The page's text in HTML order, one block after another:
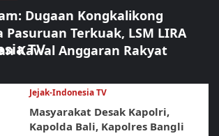
TV
Dugaan Kongkalikong
Pasuruan Terkuak, LSM LIRA
Kawal Anggaran Rakyat
Jejak-Indonesia TV
Masyarakat Desak Kapolri,
Kapolda Bali, Kapolres Bangli